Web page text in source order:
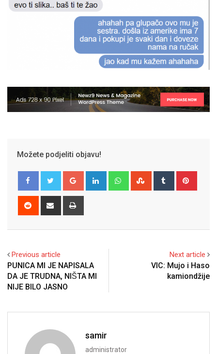
Možete podjeliti objavu!
Google+ LinkedIn WhatsappStumbleUpon
Tumblr
Reddit
Share
Previous article
PUNICA MI JE NAPISALA
DA JE TRUDNA, NIŠTA MI
NIJE BILO JASNO
Next article
VIC: Mujo i Haso
kamiondžije
samir
administrator